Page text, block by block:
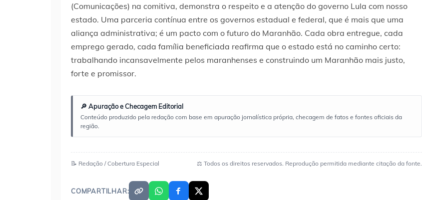
(Comunicações) na comitiva, demonstra o respeito e a atenção do governo Lula com nosso
estado. Uma parceria contínua entre os governos estadual e federal, que é mais que uma
aliança administrativa; é um pacto com o futuro do Maranhão. Cada obra entregue, cada
emprego gerado, cada família beneficiada reafirma que o estado está no caminho certo:
trabalhando incansavelmente pelos maranhenses e construindo um Maranhão mais justo,
forte e promissor.
🔎 Apuração e Checagem Editorial
Conteúdo produzido pela redação com base em apuração jornalística própria, checagem de fatos e fontes oficiais da
região.
📝 Redação / Cobertura Especial ⚖️ Todos os direitos reservados. Reprodução permitida mediante citação da fonte.
COMPARTILHAR: